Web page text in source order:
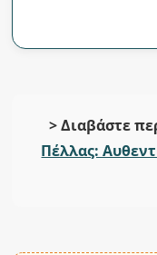
> Διαβάστε
Πέλλας: